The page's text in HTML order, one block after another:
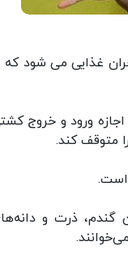
غذایی می شود که بر
سیاه اجازه ورود و خروج کشتی
کند.
ذرت و دانه‌های